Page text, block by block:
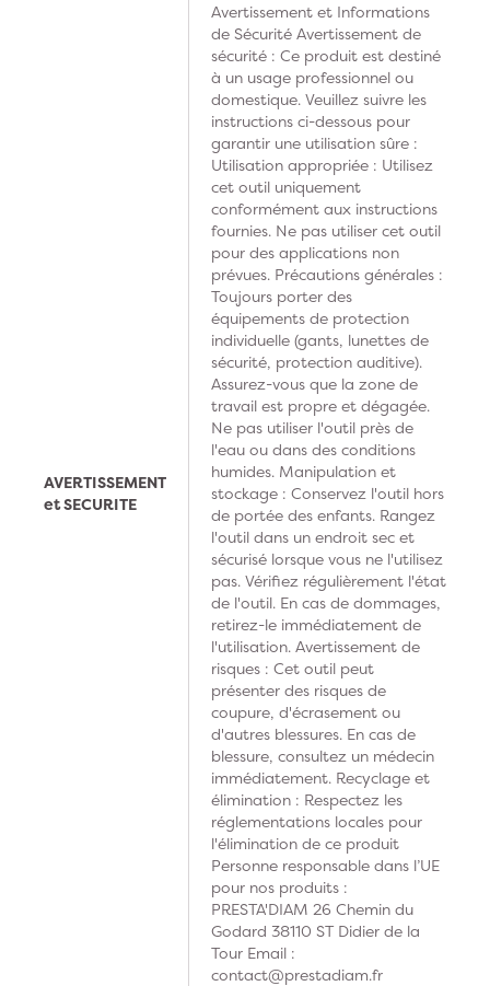
AVERTISSEMENT
et SECURITE
Avertissement et Informations
de Sécurité Avertissement de
sécurité : Ce produit est destiné
à un usage professionnel ou
domestique. Veuillez suivre les
instructions ci-dessous pour
garantir une utilisation sûre :
Utilisation appropriée : Utilisez
cet outil uniquement
conformément aux instructions
fournies. Ne pas utiliser cet outil
pour des applications non
prévues. Précautions générales :
Toujours porter des
équipements de protection
individuelle (gants, lunettes de
sécurité, protection auditive).
Assurez-vous que la zone de
travail est propre et dégagée.
Ne pas utiliser l'outil près de
l'eau ou dans des conditions
humides. Manipulation et
stockage : Conservez l'outil hors
de portée des enfants. Rangez
l'outil dans un endroit sec et
sécurisé lorsque vous ne l'utilisez
pas. Vérifiez régulièrement l'état
de l'outil. En cas de dommages,
retirez-le immédiatement de
l'utilisation. Avertissement de
risques : Cet outil peut
présenter des risques de
coupure, d'écrasement ou
d'autres blessures. En cas de
blessure, consultez un médecin
immédiatement. Recyclage et
élimination : Respectez les
réglementations locales pour
l'élimination de ce produit
Personne responsable dans l’UE
pour nos produits :
PRESTA'DIAM 26 Chemin du
Godard 38110 ST Didier de la
Tour Email :
contact@prestadiam.fr